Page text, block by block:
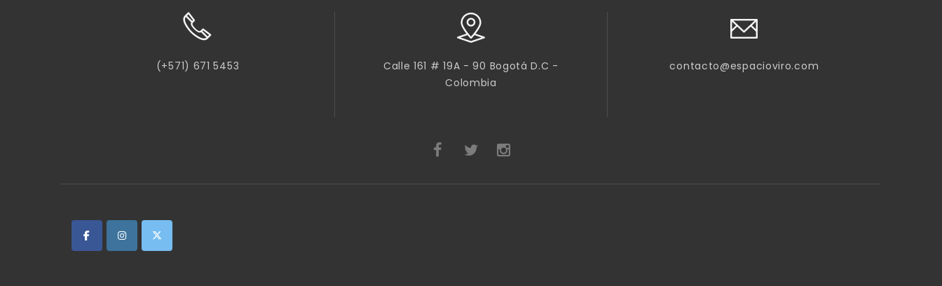
(+571) 671 5453
Calle 161 # 19A - 90 Bogotá D.C -
Colombia
contacto@espacioviro.com